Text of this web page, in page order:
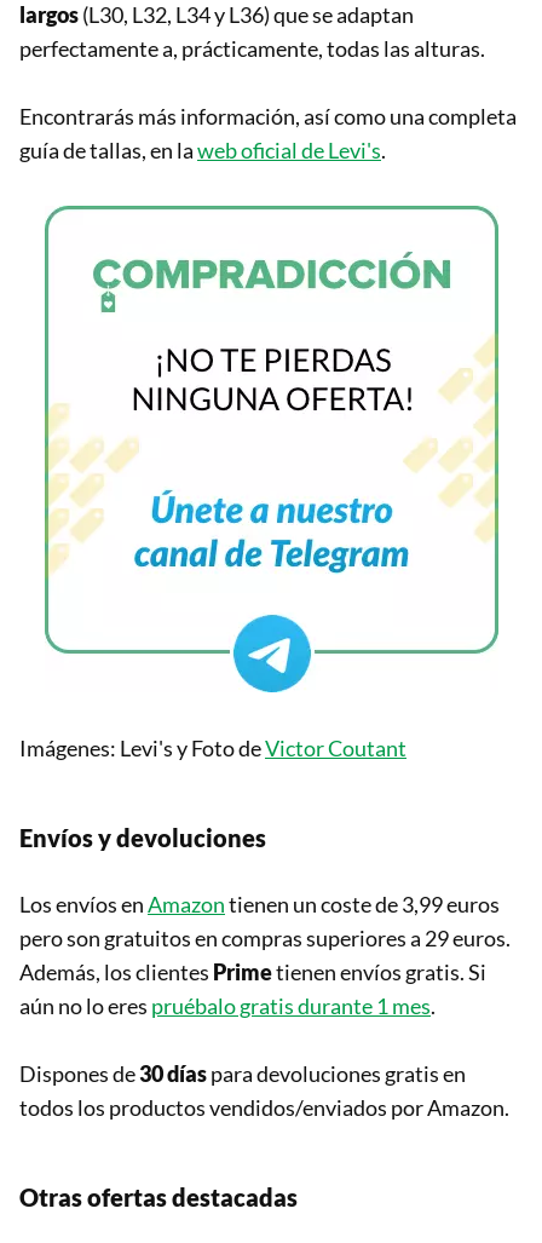
largos(L30, L32, L34 y L36) que se adaptan
perfectamente a, prácticamente, todas las alturas.
Encontrarás más información, así como una completa
guía de tallas, en laweb oficial de Levi's.
Imágenes: Levi's y Foto deVictor Coutant
Envíos y devoluciones
Los envíos enAmazontienen un coste de 3,99 euros
pero son gratuitos en compras superiores a 29 euros.
Además, los clientes Primetienen envíos gratis. Si
aún no lo eres pruébalo gratis durante 1 mes.
Dispones de30 díaspara devoluciones gratis en
todos los productos vendidos/enviados por Amazon.
Otras ofertas destacadas